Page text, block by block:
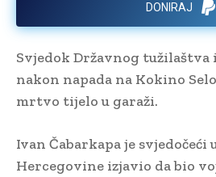
DONIRAJ
Svjedok Državnog tužilaštva
nakon napada na Kokino
mrtvo tijelo u garaži.
Ivan Čabarkapa je svjedočeći
Hercegovine izjavio da bio